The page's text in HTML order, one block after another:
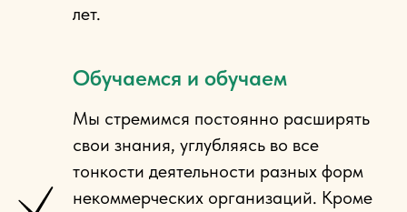
лет.
Обучаемся и обучаем
Мы стремимся постоянно расширять
свои знания, углубляясь во все
тонкости деятельности разных форм
некоммерческих организаций. Кроме